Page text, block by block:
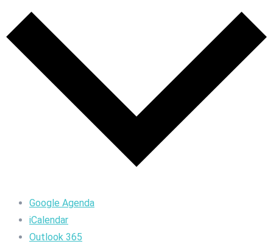
Google Agenda
iCalendar
Outlook 365